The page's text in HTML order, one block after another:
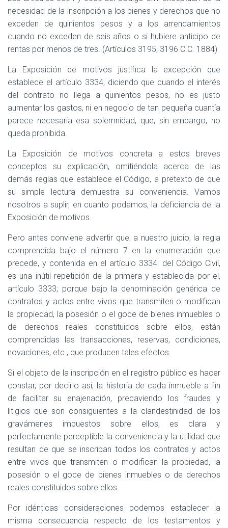
necesidad de la inscripción a los bienes y derechos que no
exceden de quinientos pesos y a los arrendamientos
cuando no exceden de seis años o si hubiere anticipo de
rentas por menos de tres. (Artículos 3195, 3196 C.C. 1884)
La Exposición de motivos justifica la excepción que
establece el artículo 3334, diciendo que cuando el interés
del contrato no llega a quinientos pesos, no es justo
aumentar los gastos, ni en negocio de tan pequeña cuantía
parece necesaria esa solemnidad, que, sin embargo, no
queda prohibida.
La Exposición de motivos concreta a estos breves
conceptos su explicación, omitiéndola acerca de las
demás reglas que establece el Código, a pretexto de que
su simple lectura demuestra su conveniencia. Vamos
nosotros a suplir, en cuanto podamos, la deficiencia de la
Exposición de motivos.
Pero antes conviene advertir que, a nuestro juicio, la regla
comprendida bajo el número 7 en la enumeración que
precede, y contenida en el artículo 3334: del Código Civil,
es una inútil repetición de la primera y establecida por el,
artículo 3333; porque bajo la denominación genérica de
contratos y actos entre vivos que transmiten o modifican
la propiedad, la posesión o el goce de bienes inmuebles o
de derechos reales constituidos sobre ellos, están
comprendidas las transacciones, reservas, condiciones,
novaciones, etc., que producen tales efectos.
Si el objeto de la inscripción en el registro público es hacer
constar, por decirlo así, la historia de cada inmueble a fin
de facilitar su enajenación, precaviendo los fraudes y
litigios que son consiguientes a la clandestinidad de los
gravámenes impuestos sobre ellos, es clara y
perfectamente perceptible la conveniencia y la utilidad que
resultan de que se inscriban todos los contratos y actos
entre vivos que transmiten o modifican la propiedad, la
posesión o el goce de bienes inmuebles o de derechos
reales constituidos sobre ellos.
Por idénticas consideraciones podemos establecer la
misma consecuencia respecto de los testamentos y